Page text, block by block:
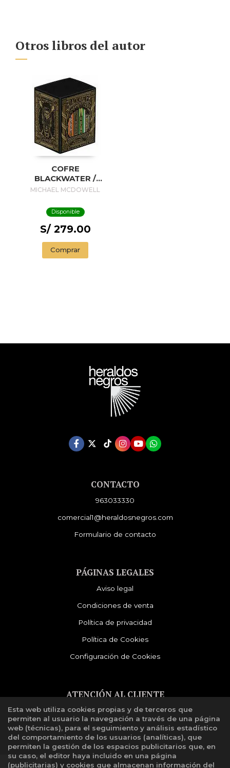
Otros libros del autor
COFRE
BLACKWATER /
BLACKWATER
MICHAEL MCDOWELL
Disponible
S/ 279.00
Comprar
CONTACTO
963033330
comercial1@heraldosnegros.com
Formulario de contacto
PÁGINAS LEGALES
Aviso legal
Condiciones de venta
Política de privacidad
Política de Cookies
Configuración de Cookies
ATENCIÓN AL CLIENTE
Quiénes somos
Libro de reclamaciones
Esta web utiliza cookies propias y de terceros que
permiten al usuario la navegación a través de una página
web (técnicas), para el seguimiento y análisis estadístico
del comportamiento de los usuarios (analíticas), que
permiten la gestión de los espacios publicitarios que, en
su caso, el editor haya incluido en una página
(publicitarias) y cookies que almacenan información del